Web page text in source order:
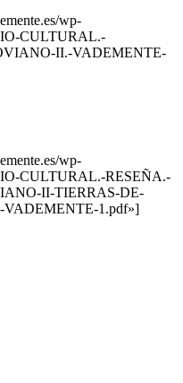
wp-
CULTURAL.-
II.-VADEMENTE-
wp-
CULTURAL.-RESEÑA.-
II-TIERRAS-DE-
1.pdf»]